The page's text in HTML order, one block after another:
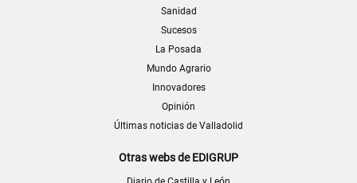
Sanidad
Sucesos
La Posada
Mundo Agrario
Innovadores
Opinión
Últimas noticias de Valladolid
Otras webs de EDIGRUP